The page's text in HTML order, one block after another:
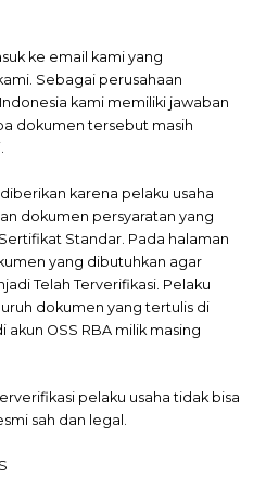
ke email kami yang
Sebagai perusahaan
kami memiliki jawaban
dokumen tersebut masih
karena pelaku usaha
dokumen persyaratan yang
Standar. Pada halaman
yang dibutuhkan agar
Telah Terverifikasi. Pelaku
dokumen yang tertulis di
OSS RBA milik masing
pelaku usaha tidak bisa
sah dan legal.